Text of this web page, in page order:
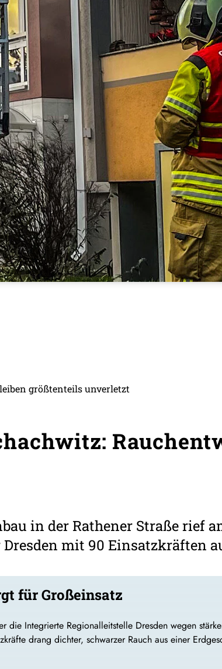
größtenteils unverletzt
in der Rathener Straße rief
mit 90 Einsatzkräften
für Großeinsatz
Integrierte Regionalleitstelle Dresden wegen
drang dichter, schwarzer Rauch aus einer